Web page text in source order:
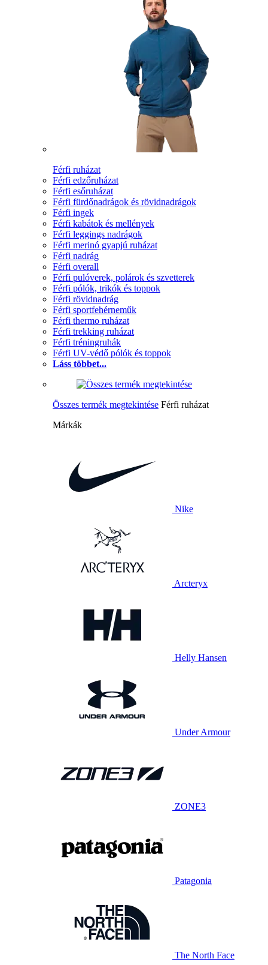
Férfi ruházat
Férfi edzőruházat
Férfi esőruházat
Férfi fürdőnadrágok és rövidnadrágok
Férfi ingek
Férfi kabátok és mellények
Férfi leggings nadrágok
Férfi merinó gyapjú ruházat
Férfi nadrág
Férfi overall
Férfi pulóverek, polárok és szvetterek
Férfi pólók, trikók és toppok
Férfi rövidnadrág
Férfi sportfehérneműk
Férfi thermo ruházat
Férfi trekking ruházat
Férfi tréningruhák
Férfi UV-védő pólók és toppok
Láss többet...
Összes termék megtekintése Férfi ruházat
Márkák
Nike
Arcteryx
Helly Hansen
Under Armour
ZONE3
Patagonia
The North Face